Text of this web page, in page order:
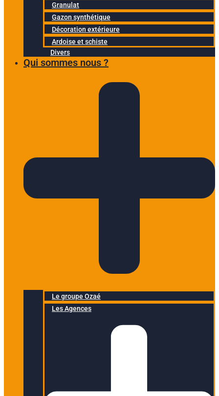
Granulat
Gazon synthétique
Décoration extérieure
Ardoise et schiste
Divers
Qui sommes nous ?
Le groupe Ozaé
Les Agences